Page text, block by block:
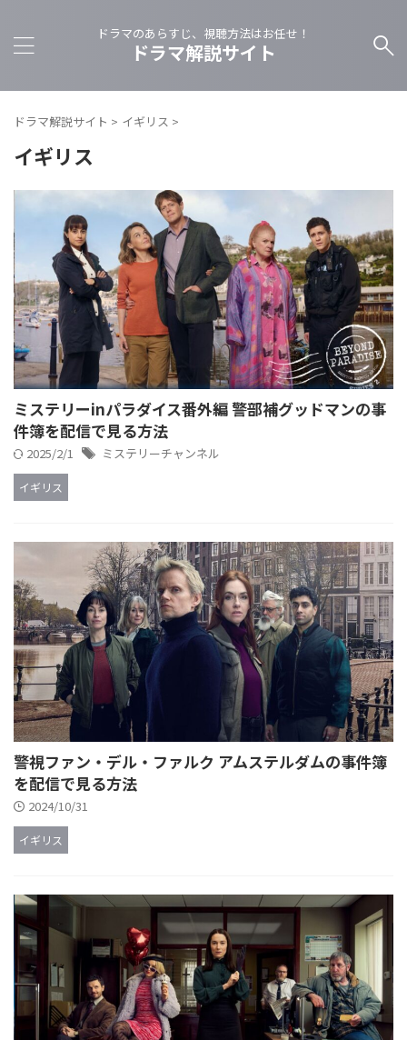
ドラマのあらすじ、視聴方法はお任せ！
ドラマ解説サイト
ドラマ解説サイト > イギリス >
イギリス
ミステリーinパラダイス番外編 警部補グッドマンの事
件簿を配信で見る方法
2025/2/1 ミステリーチャンネル
イギリス
警視ファン・デル・ファルク アムステルダムの事件簿
を配信で見る方法
2024/10/31
イギリス